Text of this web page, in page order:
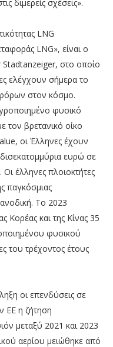
διμερείς σχέσεις».
LNG
LNG», είναι ο
Stadtanzeiger, στο οποίο
ελέγχουν σήμερα το
στον κόσμο.
φυσικό
τον βρετανικό οίκο
οι Έλληνες έχουν
ευρώ σε
έλληνες πλοιοκτήτες
παγκόσμιας
Το 2023
Κορέας και της Κίνας 35
φυσικού
του τρέχοντος έτους
οι επενδύσεις σε
ΕΕ η ζήτηση
μεταξύ 2021 και 2023
αερίου μειώθηκε από